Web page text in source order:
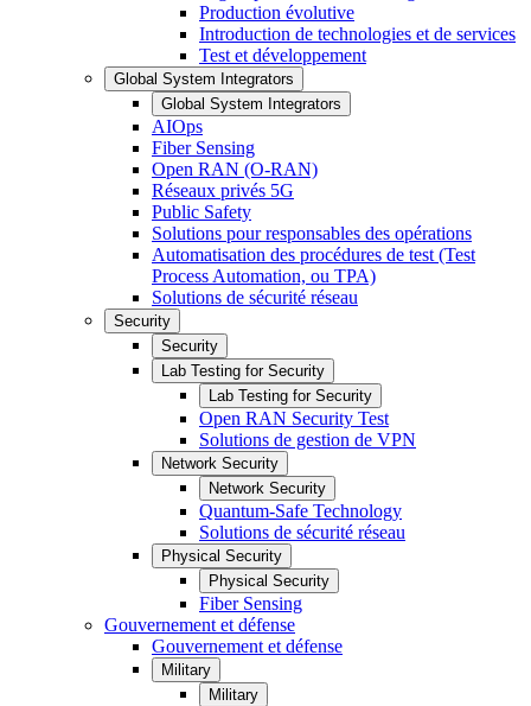
Production évolutive
Introduction de technologies et de services
Test et développement
Global System Integrators
Global System Integrators
AIOps
Fiber Sensing
Open RAN (O-RAN)
Réseaux privés 5G
Public Safety
Solutions pour responsables des opérations
Automatisation des procédures de test (Test
Process Automation, ou TPA)
Solutions de sécurité réseau
Security
Security
Lab Testing for Security
Lab Testing for Security
Open RAN Security Test
Solutions de gestion de VPN
Network Security
Network Security
Quantum-Safe Technology
Solutions de sécurité réseau
Physical Security
Physical Security
Fiber Sensing
Gouvernement et défense
Gouvernement et défense
Military
Military